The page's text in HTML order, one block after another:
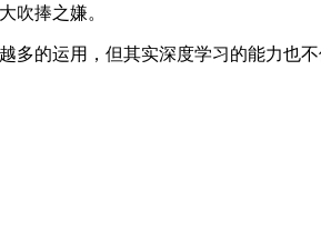
吹捧之嫌。
的运用，但其实深度学习的能力也